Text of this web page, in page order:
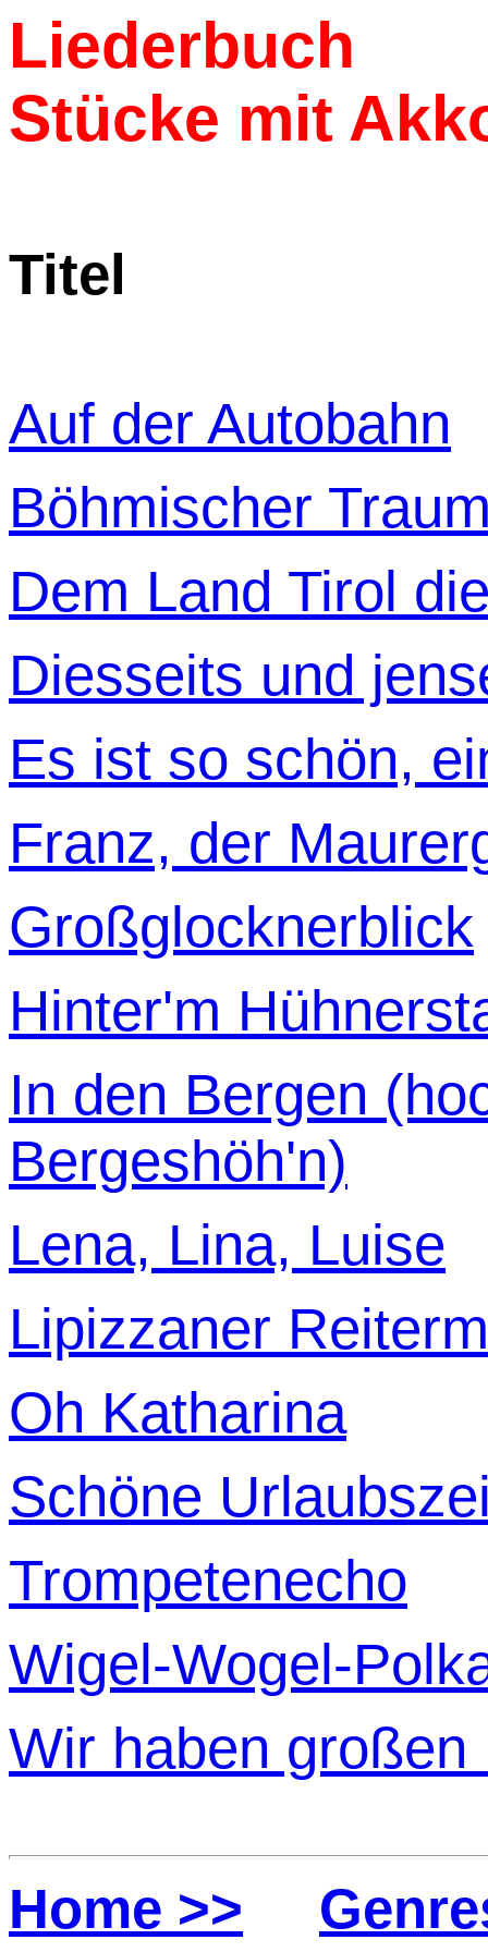
Liederbuch
Stücke mit
Titel
Auf der Autobahn
Böhmischer
Dem Land Tirol
Diesseits und
Es ist so schön,
Franz, der
Großglocknerblick
Hinter'm
In den Bergen
Bergeshöh'n)
Lena, Lina, Luise
Lipizzaner
Oh Katharina
Schöne
Trompetenecho
Wigel-Wogel-
Wir haben großen
Home >>